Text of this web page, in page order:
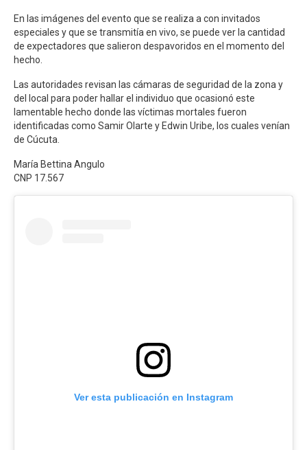
En las imágenes del evento que se realiza a con invitados
especiales y que se transmitía en vivo, se puede ver la cantidad
de expectadores que salieron despavoridos en el momento del
hecho.
Las autoridades revisan las cámaras de seguridad de la zona y
del local para poder hallar el individuo que ocasionó este
lamentable hecho donde las víctimas mortales fueron
identificadas como Samir Olarte y Edwin Uribe, los cuales venían
de Cúcuta.
María Bettina Angulo
CNP 17.567
Ver esta publicación en Instagram